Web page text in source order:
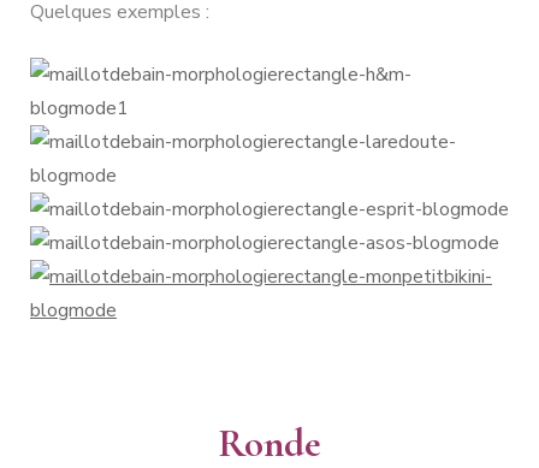
Quelques exemples :
Ronde